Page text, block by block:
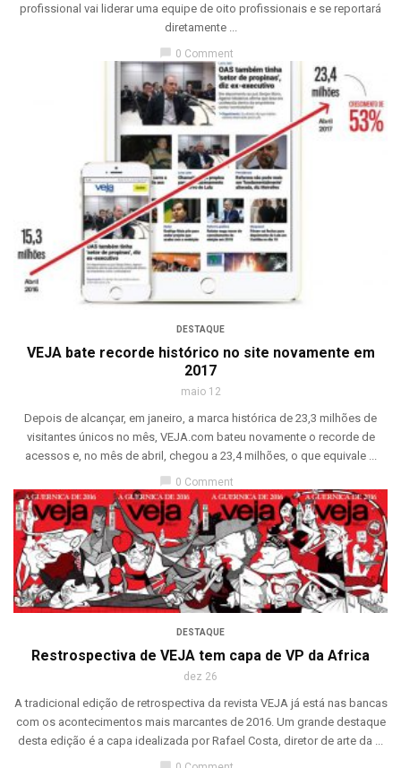
profissional vai liderar uma equipe de oito profissionais e se reportará
diretamente ...
0 Comment
DESTAQUE
VEJA bate recorde histórico no site novamente em
2017
maio 12
Depois de alcançar, em janeiro, a marca histórica de 23,3 milhões de
visitantes únicos no mês, VEJA.com bateu novamente o recorde de
acessos e, no mês de abril, chegou a 23,4 milhões, o que equivale ...
chat_bubble 0 Comment
DESTAQUE
Restrospectiva de VEJA tem capa de VP da Africa
dez 26
A tradicional edição de retrospectiva da revista VEJA já está nas bancas
com os acontecimentos mais marcantes de 2016. Um grande destaque
desta edição é a capa idealizada por Rafael Costa, diretor de arte da ...